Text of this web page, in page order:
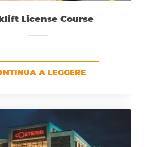
License Course
A LEGGERE